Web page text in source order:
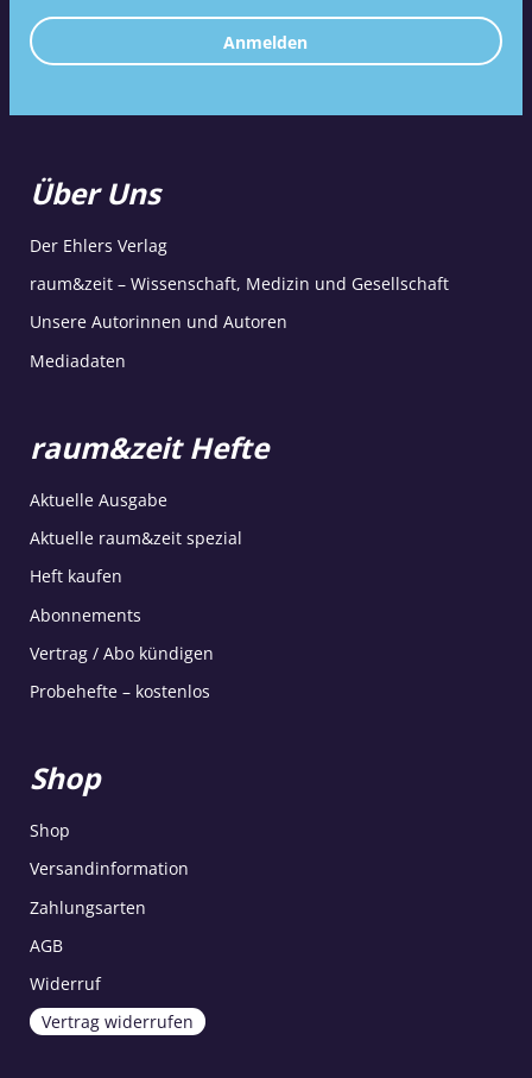
Anmelden
Über Uns
Der Ehlers Verlag
raum&zeit – Wissenschaft, Medizin und Gesellschaft
Unsere Autorinnen und Autoren
Mediadaten
raum&zeit Hefte
Aktuelle Ausgabe
Aktuelle raum&zeit spezial
Heft kaufen
Abonnements
Vertrag / Abo kündigen
Probehefte – kostenlos
Shop
Shop
Versandinformation
Zahlungsarten
AGB
Widerruf
Vertrag widerrufen